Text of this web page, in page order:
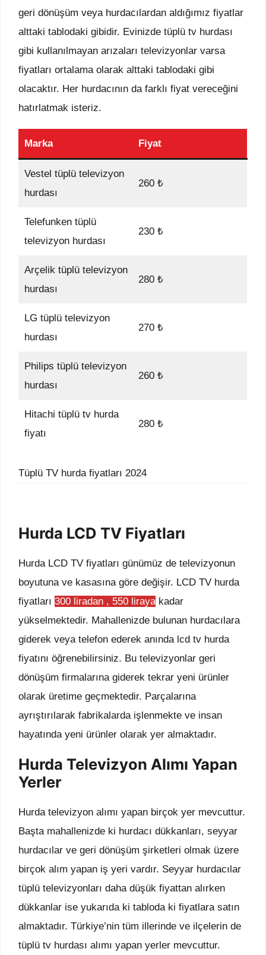
geri dönüşüm veya hurdacılardan aldığımız fiyatlar
alttaki tablodaki gibidir. Evinizde tüplü tv hurdası
gibi kullanılmayan arızaları televizyonlar varsa
fiyatları ortalama olarak alttaki tablodaki gibi
olacaktır. Her hurdacının da farklı fiyat vereceğini
hatırlatmak isteriz.
Marka Fiyat
Vestel tüplü televizyon
hurdası
260 ₺
Telefunken tüplü
televizyon hurdası
230 ₺
Arçelik tüplü televizyon
hurdası
280 ₺
LG tüplü televizyon
hurdası
270 ₺
Philips tüplü televizyon
hurdası
260 ₺
Hitachi tüplü tv hurda
fiyatı
280 ₺
Tüplü TV hurda fiyatları 2024
Hurda LCD TV Fiyatları
Hurda LCD TV fiyatları günümüz de televizyonun
boyutuna ve kasasına göre değişir. LCD TV hurda
fiyatları 300 liradan , 550 liraya kadar
yükselmektedir. Mahallenizde bulunan hurdacılara
giderek veya telefon ederek anında lcd tv hurda
fiyatını öğrenebilirsiniz. Bu televizyonlar geri
dönüşüm firmalarına giderek tekrar yeni ürünler
olarak üretime geçmektedir. Parçalarına
ayrıştırılarak fabrikalarda işlenmekte ve insan
hayatında yeni ürünler olarak yer almaktadır.
Hurda Televizyon Alımı Yapan
Yerler
Hurda televizyon alımı yapan birçok yer mevcuttur.
Başta mahallenizde ki hurdacı dükkanları, seyyar
hurdacılar ve geri dönüşüm şirketleri olmak üzere
birçok alım yapan iş yeri vardır. Seyyar hurdacılar
tüplü televizyonları daha düşük fiyattan alırken
dükkanlar ise yukarıda ki tabloda ki fiyatlara satın
almaktadır. Türkiye’nin tüm illerinde ve ilçelerin de
tüplü tv hurdası alımı yapan yerler mevcuttur.